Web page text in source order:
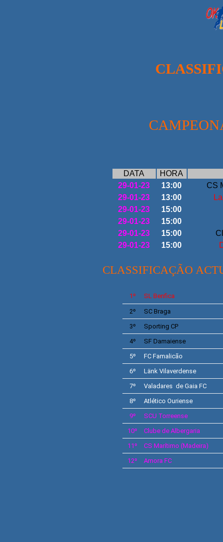
DATA
HORA
29-01-23
13:00
CS
29-01-23
13:00
29-01-23
15:00
29-01-23
15:00
29-01-23
15:00
29-01-23
15:00
CLASSIFICAÇÃO
1º SL Benfica
2º SCBraga
3º
Sporting CP
4º
SF Damaiense
5º
FC Famalicão
6º
Länk Vilaverdense
7º
Valadares de Gaia FC
8º
Atlético Ouriense
9º
SCU Torreense
10º
Clube de Albergaria
11º
CS Marítimo (Madeira)
12º
Amora FC